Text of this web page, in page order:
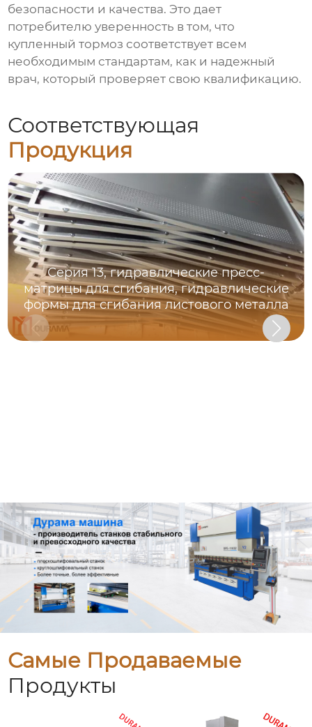
безопасности и качества. Это дает
потребителю уверенность в том, что
купленный тормоз соответствует всем
необходимым стандартам, как и надежный
врач, который проверяет свою квалификацию.
Соответствующая
Продукция
Серия 13, гидравлические пресс-
матрицы для сгибания, гидравлические
формы для сгибания листового металла
Самые Продаваемые
Продукты